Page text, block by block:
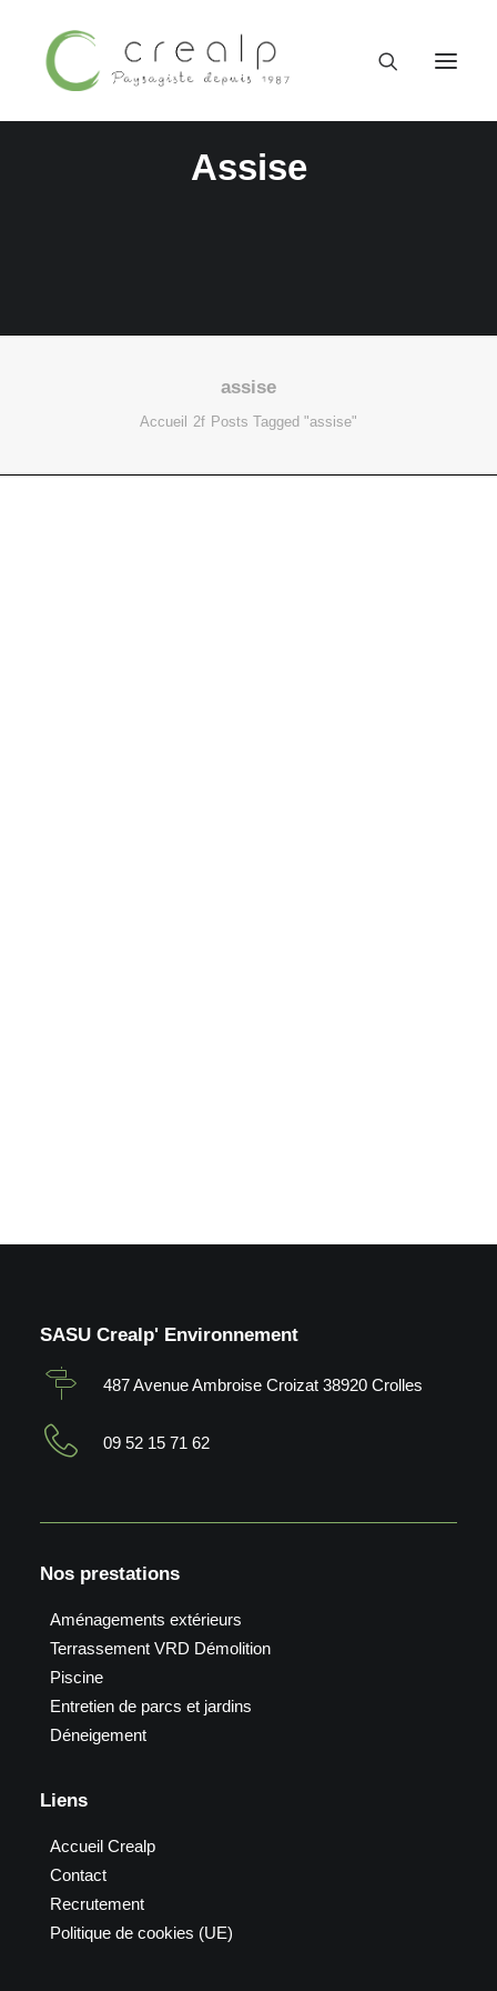
09 52 15 71 62
Assise
assise
Accueil Posts Tagged "assise"
SASU Crealp' Environnement
487 Avenue Ambroise Croizat 38920 Crolles
09 52 15 71 62
Nos prestations
Aménagements extérieurs
Terrassement VRD Démolition
Piscine
Entretien de parcs et jardins
Déneigement
Liens
Accueil Crealp
Contact
Recrutement
Politique de cookies (UE)